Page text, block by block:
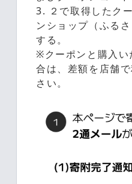
3. ２で取得したク
ンショップ（ふる
する。
※クーポンと購入い
合は、差額を店舗
さい。